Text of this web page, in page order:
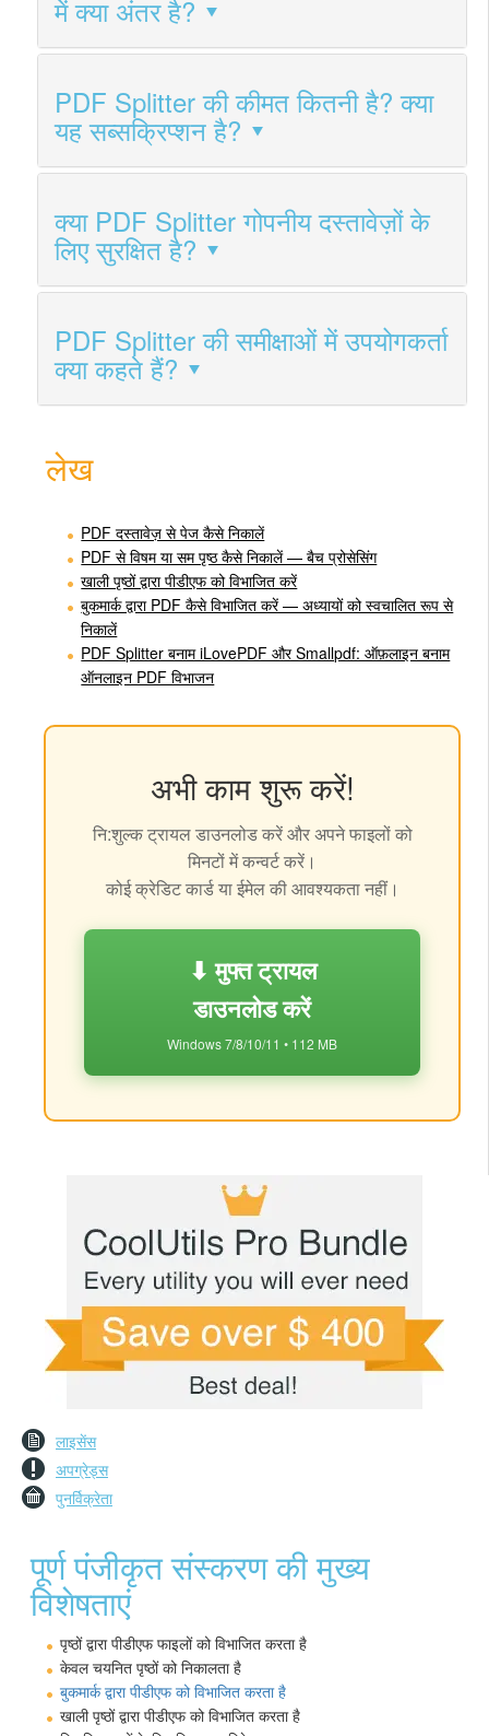
में क्या अंतर है?
PDF Splitter की कीमत कितनी है? क्या
यह सब्सक्रिप्शन है?
क्या PDF Splitter गोपनीय दस्तावेज़ों के
लिए सुरक्षित है?
PDF Splitter की समीक्षाओं में उपयोगकर्ता
क्या कहते हैं?
लेख
PDF दस्तावेज़ से पेज कैसे निकालें
PDF से विषम या सम पृष्ठ कैसे निकालें — बैच प्रोसेसिंग
खाली पृष्ठों द्वारा पीडीएफ को विभाजित करें
बुकमार्क द्वारा PDF कैसे विभाजित करें — अध्यायों को स्वचालित रूप से
निकालें
PDF Splitter बनाम iLovePDF और Smallpdf: ऑफ़लाइन बनाम
ऑनलाइन PDF विभाजन
अभी काम शुरू करें!
नि:शुल्क ट्रायल डाउनलोड करें और अपने फाइलों को
मिनटों में कन्वर्ट करें।
कोई क्रेडिट कार्ड या ईमेल की आवश्यकता नहीं।
⬇ मुफ्त ट्रायल
डाउनलोड करें
Windows 7/8/10/11 • 112 MB
लाइसेंस
अपग्रेड्स
पुनर्विक्रेता
पूर्ण पंजीकृत संस्करण की मुख्य
विशेषताएं
पृष्ठों द्वारा पीडीएफ फाइलों को विभाजित करता है
केवल चयनित पृष्ठों को निकालता है
बुकमार्क द्वारा पीडीएफ को विभाजित करता है
खाली पृष्ठों द्वारा पीडीएफ को विभाजित करता है